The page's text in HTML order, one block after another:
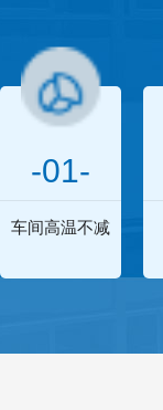
-01-
车间高温不减